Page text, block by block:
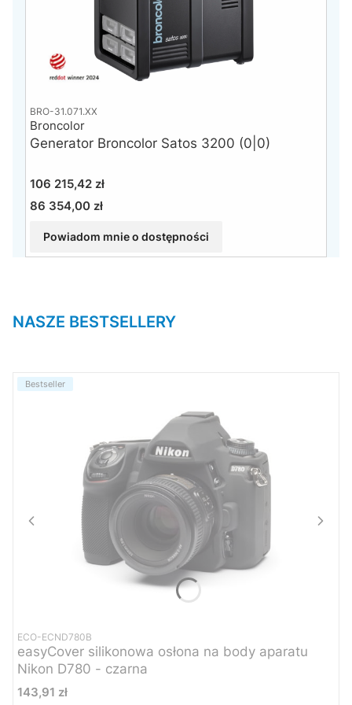
BRO-31.071.XX
Generator Broncolor Satos 3200 (0|0)
Broncolor
Cena
106 215,42 zł
Cena
86 354,00 zł
Powiadom mnie o dostępności
NASZE BESTSELLERY
Bestseller
ECO-ECND780B
easyCover silikonowa osłona na body aparatu
Nikon D780 - czarna
Cena
143,91 zł